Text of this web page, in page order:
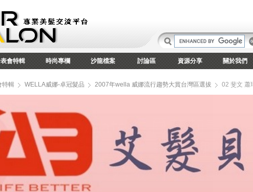
會特輯 時尚專欄 沙龍檔案 討論區 資源分享 關於我們
特輯 WELLA威娜-卓冠髮品 2007年wella 威娜流行趨勢大賞台灣區選拔 02 斐文 蕭